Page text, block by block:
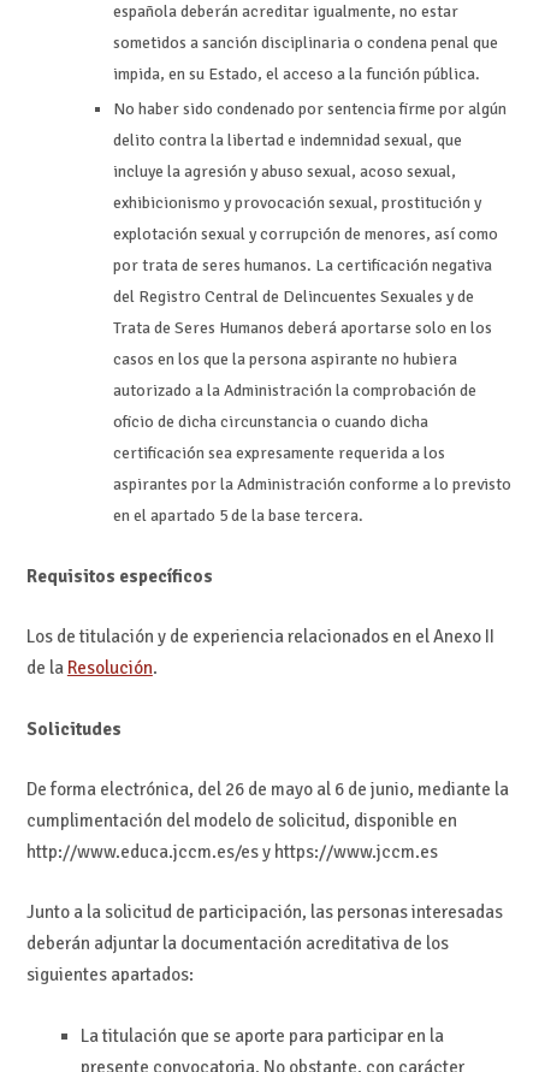
española deberán acreditar igualmente, no estar
sometidos a sanción disciplinaria o condena penal que
impida, en su Estado, el acceso a la función pública.
No haber sido condenado por sentencia firme por algún
delito contra la libertad e indemnidad sexual, que
incluye la agresión y abuso sexual, acoso sexual,
exhibicionismo y provocación sexual, prostitución y
explotación sexual y corrupción de menores, así como
por trata de seres humanos. La certificación negativa
del Registro Central de Delincuentes Sexuales y de
Trata de Seres Humanos deberá aportarse solo en los
casos en los que la persona aspirante no hubiera
autorizado a la Administración la comprobación de
oficio de dicha circunstancia o cuando dicha
certificación sea expresamente requerida a los
aspirantes por la Administración conforme a lo previsto
en el apartado 5 de la base tercera.
Requisitos específicos
Los de titulación y de experiencia relacionados en el Anexo II
de la Resolución.
Solicitudes
De forma electrónica, del 26 de mayo al 6 de junio, mediante la
cumplimentación del modelo de solicitud, disponible en
http://www.educa.jccm.es/es y https://www.jccm.es
Junto a la solicitud de participación, las personas interesadas
deberán adjuntar la documentación acreditativa de los
siguientes apartados:
La titulación que se aporte para participar en la
presente convocatoria. No obstante, con carácter